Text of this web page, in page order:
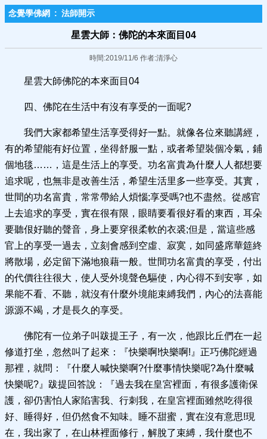
念覺學佛網 : 法師開示
星雲大師：佛陀的本來面目04
時間:2019/11/6 作者:清淨心
星雲大師佛陀的本來面目04
四、佛陀在生活中有沒有享受的一面呢?
我們大家都希望生活享受得好一點。就像各位來聽講經，
有的希望能有好位置，坐得舒服一點，或者希望裝個冷氣，鋪
個地毯……，這是生活上的享受。功名富貴為什麼人人都想要
追求呢，也無非是改善生活，希望生活里多一些享受。其實，
世間的功名富貴，常常帶給人煩惱;享受嗎?也不盡然。從感官
上去追求的享受，實在很有限，眼睛要看很好看的東西，耳朵
要聽佷好聽的聲音，身上要穿很柔軟的衣裘;但是，當這些感
官上的享受一過去，立刻會感到空虛、寂寞，如同盛席華筵終
將散場，必定留下滿地狼藉一般。世間功名富貴的享受，付出
的代價往往很大，使人受外境聲色驅使，內心得不到安寧，如
果能不看、不聽，就沒有什麼外境能束縛我們，內心的法喜能
源源不竭，才是長久的享受。
佛陀有一位弟子叫跋提王子，有一次，他跟比丘們在一起
修道打坐，忽然叫了起來：『快樂啊!快樂啊!』正巧佛陀經過
那裡，就問：『什麼人喊快樂啊?什麼事情快樂呢?為什麼喊
快樂呢?』跋提回答說：『過去我在皇宮裡面，有很多護衛保
護，卻仍害怕人家陷害我、行刺我，在皇宮裡面雖然吃得很
好、睡得好，但仍然食不知味。睡不甜蜜，實在沒有意思!現
在，我出家了，在山林裡面修行，解脫了束縛，我什麼也不